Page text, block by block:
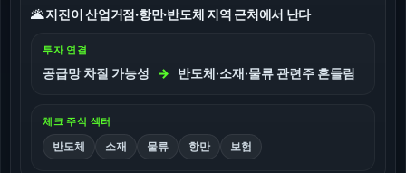
🌋 지진이 산업거점·항만·반도체 지역 근처에서 난다
투자 연결
공급망 차질 가능성 → 반도체·소재·물류 관련주 흔들림
체크 주식 섹터
반도체 소재 물류 항만 보험